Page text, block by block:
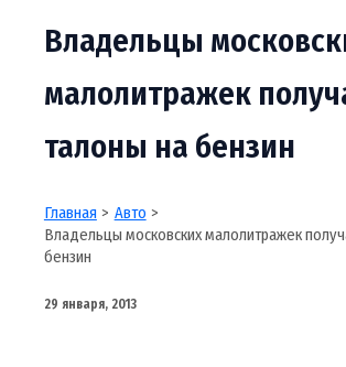
Владельцы
малолитражек
талоны на бензин
Главная
Авто
Владельцы московских малолитражек
бензин
29 января, 2013